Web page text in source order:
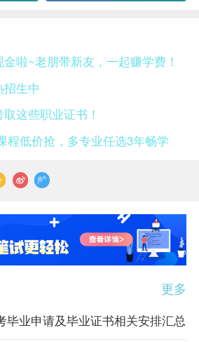
啦~老朋带新友，一起赚学费！
生中
这些职业证书！
程低价抢，多专业任选3年畅学
更多
毕业申请及毕业证书相关安排汇总